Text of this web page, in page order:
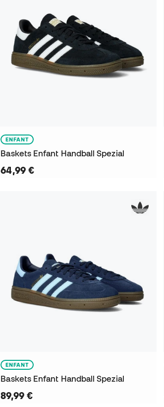
ENFANT
Baskets Enfant Handball Spezial
64,99 €
ENFANT
Baskets Enfant Handball Spezial
89,99 €